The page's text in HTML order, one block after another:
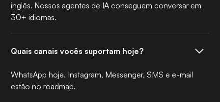
inglês. Nossos agentes de IA conseguem conversar em
30+ idiomas.
Quais canais vocês suportam hoje?
WhatsApp hoje. Instagram, Messenger, SMS e e-mail
estão no roadmap.